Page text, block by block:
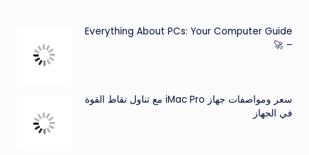
Everything About PCs: Your Computer Guide
– 🚀
سعر ومواصفات جهاز iMac Pro مع تناول نقاط القوة
في الجهاز